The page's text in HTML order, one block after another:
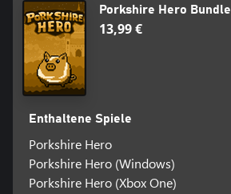
Porkshire Hero Bundle
13,99 €
Enthaltene Spiele
Porkshire Hero
Porkshire Hero (Windows)
Porkshire Hero (Xbox One)